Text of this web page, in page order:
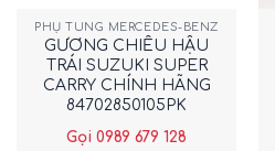
PHỤ TÙNG MERCEDES-BENZ
GƯƠNG CHIẾU HẬU
TRÁI SUZUKI SUPER
CARRY CHÍNH HÃNG
84702850105PK
Gọi 0989 679 128